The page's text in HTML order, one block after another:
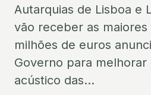
Autarquias de Lisboa e
vão receber as maiores
milhões de euros
Governo para melhorar
acústico das...